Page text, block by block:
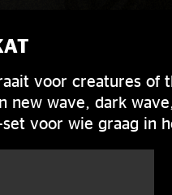
voor creatures of
new wave, dark
set voor wie graag in